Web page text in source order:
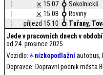
¦
⨯ 15.07 Sokolnická
¦
⨯ 15.08 Roviny
¦
příjezd 15.10 Tuřany,
Jede v pracovních dnech v
od 24. prosince 2025.
Vozidlo: nízkopodlažníautobus,
Dopravce: Dopravní podnik města